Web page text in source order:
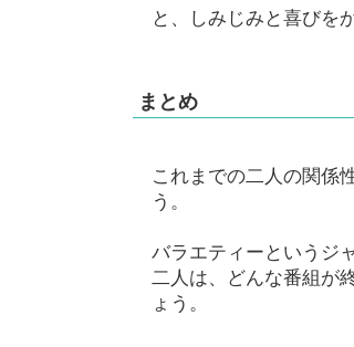
と、しみじみと喜びを
まとめ
これまでの二人の関係
う。
バラエティーというジ
二人は、どんな番組が
ょう。